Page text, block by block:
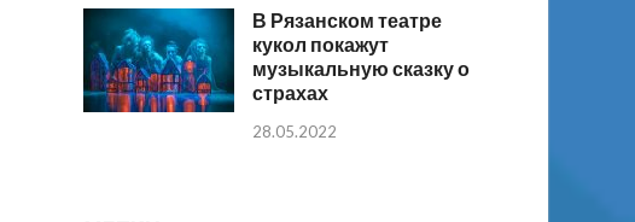
В Рязанском театре
кукол покажут
музыкальную сказку о
страхах
28.05.2022